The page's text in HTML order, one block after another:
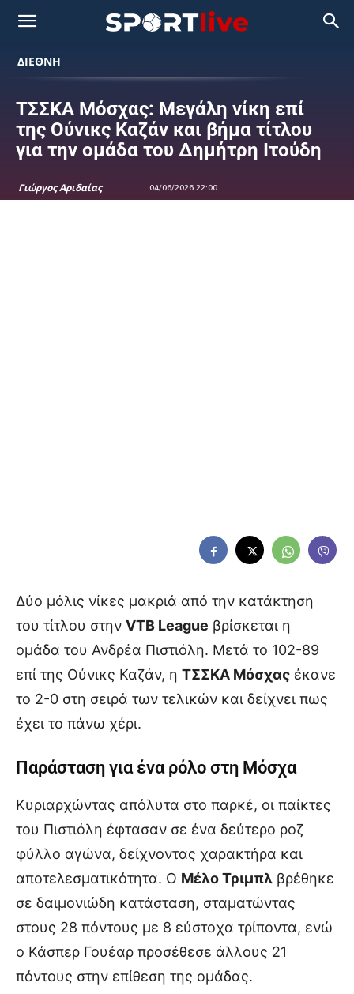
ΔΙΕΘΝΗ
ΤΣΣΚΑ Μόσχας: Μεγάλη νίκη επί
της Ούνικς Καζάν και βήμα τίτλου
για την ομάδα του Δημήτρη Ιτούδη
Γιώργος Αριδαίας 04/06/2026 22:00
Δύο μόλις νίκες μακριά από την κατάκτηση
του τίτλου στην VTB League βρίσκεται η
ομάδα του Ανδρέα Πιστιόλη. Μετά το 102-89
επί της Ούνικς Καζάν, η ΤΣΣΚΑ Μόσχας έκανε
το 2-0 στη σειρά των τελικών και δείχνει πως
έχει το πάνω χέρι.
Παράσταση για ένα ρόλο στη Μόσχα
Κυριαρχώντας απόλυτα στο παρκέ, οι παίκτες
του Πιστιόλη έφτασαν σε ένα δεύτερο ροζ
φύλλο αγώνα, δείχνοντας χαρακτήρα και
αποτελεσματικότητα. Ο Μέλο Τριμπλ βρέθηκε
σε δαιμονιώδη κατάσταση, σταματώντας
στους 28 πόντους με 8 εύστοχα τρίποντα, ενώ
ο Κάσπερ Γουέαρ προσέθεσε άλλους 21
πόντους στην επίθεση της ομάδας.